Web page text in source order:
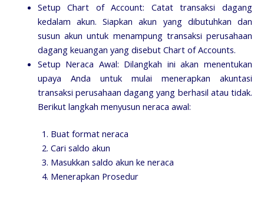
Setup Chart of Account: Catat transaksi dagang
kedalam akun. Siapkan akun yang dibutuhkan dan
susun akun untuk menampung transaksi perusahaan
dagang keuangan yang disebut Chart of Accounts.
Setup Neraca Awal: Dilangkah ini akan menentukan
upaya Anda untuk mulai menerapkan akuntasi
transaksi perusahaan dagang yang berhasil atau tidak.
Berikut langkah menyusun neraca awal:
Buat format neraca
Cari saldo akun
Masukkan saldo akun ke neraca
Menerapkan Prosedur